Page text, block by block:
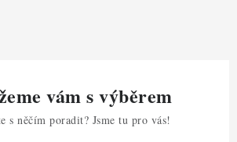
vám s výběrem
s něčím poradit? Jsme tu pro vás!